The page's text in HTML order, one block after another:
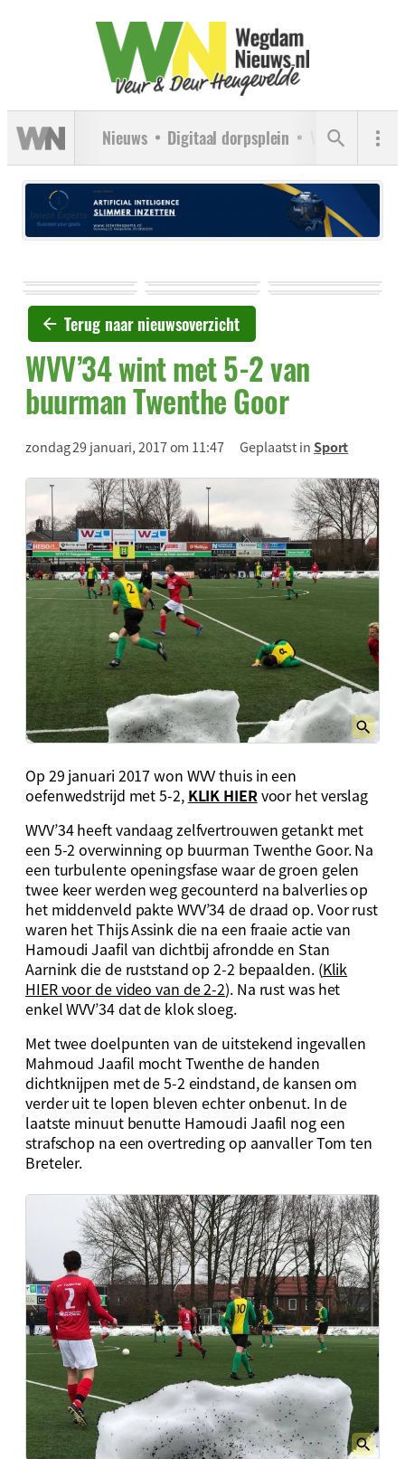
Nieuws Digitaal dorpsplein Verenigingen
Terug naar nieuwsoverzicht
WVV’34 wint met 5-2 van
buurman Twenthe Goor
zondag 29 januari, 2017 om 11:47 Geplaatst inSport
Op 29 januari 2017 won WVV thuis in een
oefenwedstrijd met 5-2, KLIK HIERvoor het verslag
WVV’34 heeft vandaag zelfvertrouwen getankt met
een 5-2 overwinning op buurman Twenthe Goor. Na
een turbulente openingsfase waar de groen gelen
twee keer werden weg gecounterd na balverlies op
het middenveld pakte WVV’34 de draad op. Voor rust
waren het Thijs Assink die na een fraaie actie van
Hamoudi Jaafil van dichtbij afrondde en Stan
Aarnink die de ruststand op 2-2 bepaalden. (Klik
HIER voor de video van de 2-2). Na rust was het
enkel WVV’34 dat de klok sloeg.
Met twee doelpunten van de uitstekend ingevallen
Mahmoud Jaafil mocht Twenthe de handen
dichtknijpen met de 5-2 eindstand, de kansen om
verder uit te lopen bleven echter onbenut. In de
laatste minuut benutte Hamoudi Jaafil nog een
strafschop na een overtreding op aanvaller Tom ten
Breteler.